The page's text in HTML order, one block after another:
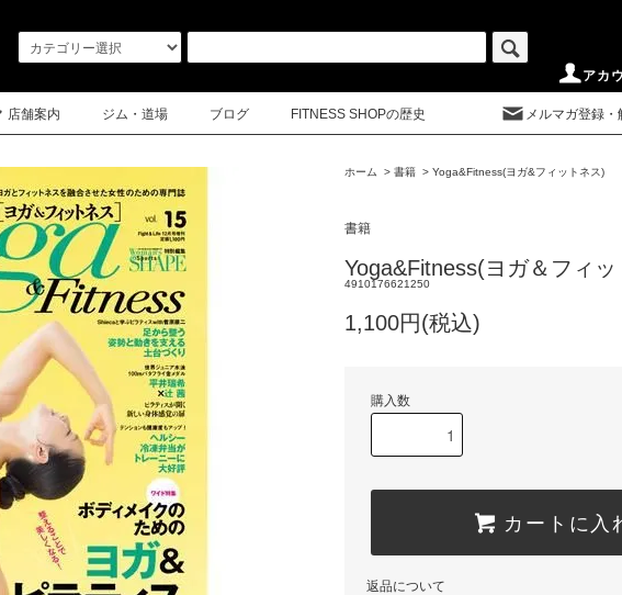
アカ
店舗案内 ジム・道場 ブログ FITNESS SHOPの歴史 メルマガ登録・
ホーム > 書籍 > Yoga&Fitness(ヨガ&フィットネス)
書籍
Yoga&Fitness(ヨガ＆フィ
4910176621250
1,100円(税込)
購入数
カートに入
返品について